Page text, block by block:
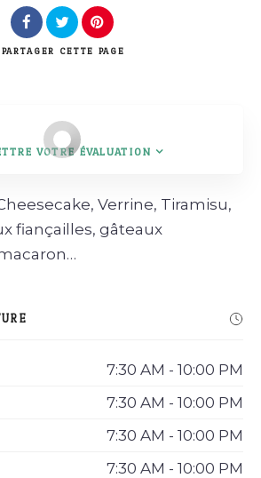
PARTAGER CETTE PAGE
VOTRE ÉVALUATION
Verrine, Tiramisu,
fiançailles, gâteaux
7:30 AM - 10:00 PM
7:30 AM - 10:00 PM
7:30 AM - 10:00 PM
7:30 AM - 10:00 PM